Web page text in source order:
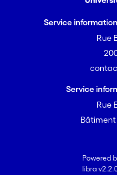
Service
Rue
Service
Rue
Bâtiment
Powered
libra